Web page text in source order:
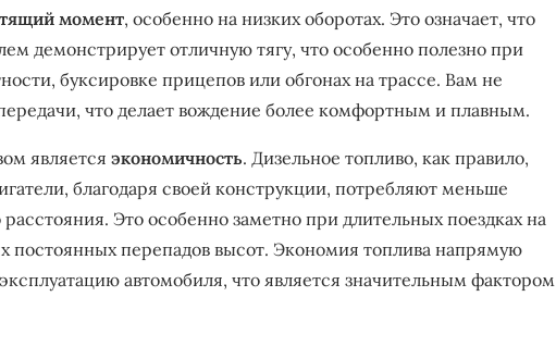
момент, особенно на низких оборотах. Это означает, что
демонстрирует отличную тягу, что особенно полезно при
буксировке прицепов или обгонах на трассе. Вам не
что делает вождение более комфортным и плавным.
является экономичность. Дизельное топливо, как правило,
благодаря своей конструкции, потребляют меньше
Это особенно заметно при длительных поездках на
постоянных перепадов высот. Экономия топлива напрямую
автомобиля, что является значительным фактором